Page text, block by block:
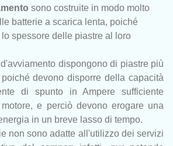
sono costruite in modo molto
batterie a scarica lenta, poiché
spessore delle piastre al loro
dispongono di piastre più
devono disporre della capacità
di spunto in Ampere sufficiente
motore, e perciò devono erogare una
in un breve lasso di tempo.
non sono adatte all'utilizzo dei servizi